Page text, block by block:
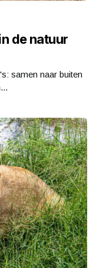
de natuur
samen naar buiten